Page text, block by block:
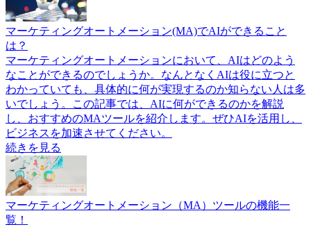
マーケティングオートメーション(MA)でAIができること
は？
マーケティングオートメーションにおいて、AIはどのよう
なことができるのでしょうか。なんとなくAIは役に立つと
わかっていても、具体的に何が実現するのか知らない人は多
いでしょう。この記事では、AIに何ができるのかを解説
し、おすすめのMAツールを紹介します。ぜひAIを活用し、
ビジネスを加速させてください。
続きを見る
マーケティングオートメーション（MA）ツールの機能一
覧！